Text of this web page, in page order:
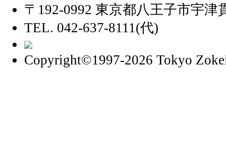
〒192-0992 東京都八王子市宇津
TEL. 042-637-8111(代)
Copyright©1997-2026 Tokyo